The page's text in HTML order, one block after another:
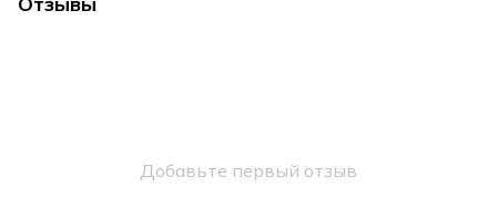
Добавьте первый отзыв